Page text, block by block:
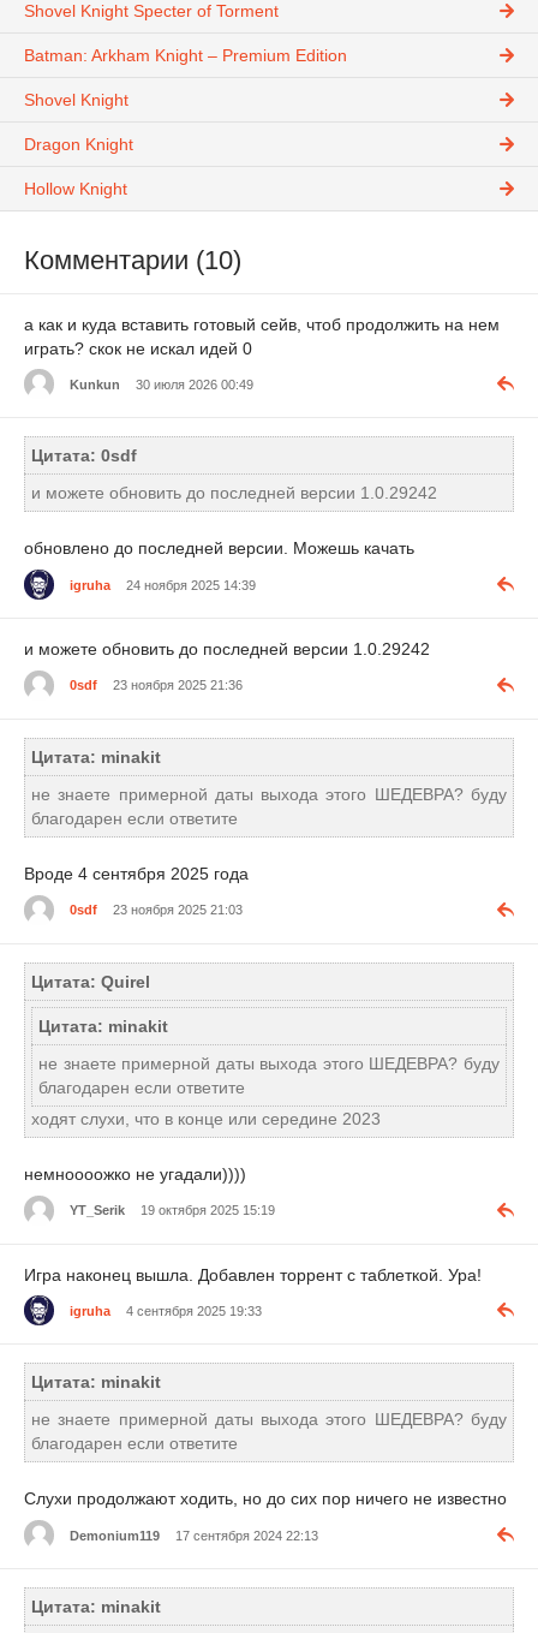
Shovel Knight Specter of Torment
Batman: Arkham Knight – Premium Edition
Shovel Knight
Dragon Knight
Hollow Knight
Комментарии (10)
а как и куда вставить готовый сейв, чтоб продолжить на нем
играть? скок не искал идей 0
Kunkun 30 июля 2026 00:49
Цитата: 0sdf
и можете обновить до последней версии 1.0.29242
обновлено до последней версии. Можешь качать
igruha 24 ноября 2025 14:39
и можете обновить до последней версии 1.0.29242
0sdf 23 ноября 2025 21:36
Цитата: minakit
не знаете примерной даты выхода этого ШЕДЕВРА? буду
благодарен если ответите
Вроде 4 сентября 2025 года
0sdf 23 ноября 2025 21:03
Цитата: Quirel
Цитата: minakit
не знаете примерной даты выхода этого ШЕДЕВРА? буду
благодарен если ответите
ходят слухи, что в конце или середине 2023
немноооожко не угадали))))
YT_Serik 19 октября 2025 15:19
Игра наконец вышла. Добавлен торрент с таблеткой. Ура!
igruha 4 сентября 2025 19:33
Цитата: minakit
не знаете примерной даты выхода этого ШЕДЕВРА? буду
благодарен если ответите
Слухи продолжают ходить, но до сих пор ничего не известно
Demonium119 17 сентября 2024 22:13
Цитата: minakit